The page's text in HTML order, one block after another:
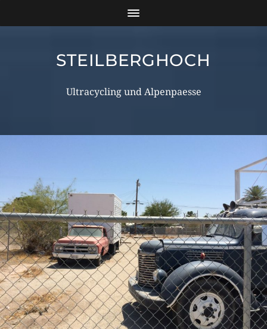
STEILBERGHOCH
Ultracycling und Alpenpaesse